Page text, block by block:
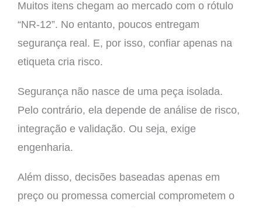
Muitos itens chegam ao mercado com o rótulo
“NR-12”. No entanto, poucos entregam
segurança real. E, por isso, confiar apenas na
etiqueta cria risco.
Segurança não nasce de uma peça isolada.
Pelo contrário, ela depende de análise de risco,
integração e validação. Ou seja, exige
engenharia.
Além disso, decisões baseadas apenas em
preço ou promessa comercial comprometem o